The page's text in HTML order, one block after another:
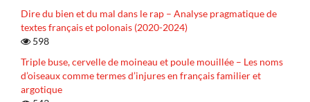
Dire du bien et du mal dans le rap – Analyse pragmatique de
textes français et polonais (2020-2024)
598
Triple buse, cervelle de moineau et poule mouillée – Les noms
d’oiseaux comme termes d’injures en français familier et
argotique